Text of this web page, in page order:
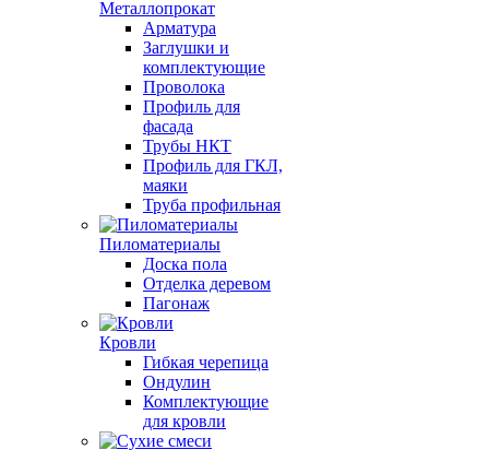
Металлопрокат
Арматура
Заглушки и
комплектующие
Проволока
Профиль для
фасада
Трубы НКТ
Профиль для ГКЛ,
маяки
Труба профильная
Пиломатериалы
Доска пола
Отделка деревом
Пагонаж
Кровли
Гибкая черепица
Ондулин
Комплектующие
для кровли